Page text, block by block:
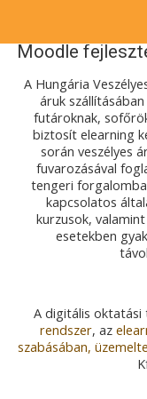
Moodle
A Hungária
áruk
futároknak,
biztosít elearning
során veszélyes
fuvarozásával
tengeri
kapcsolatos
kurzusok,
esetekben
A digitális
rendszer, az
szabásában,